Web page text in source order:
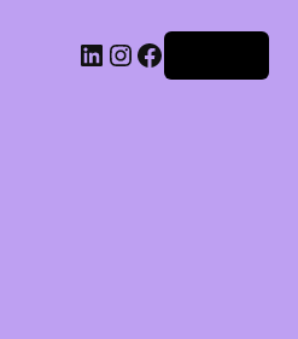
LinkedIn
Instagram
Facebook